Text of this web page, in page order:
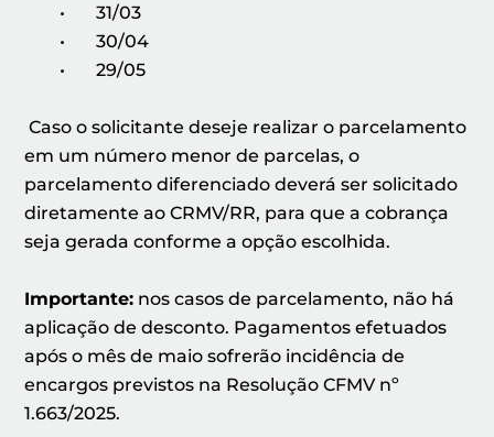
• 31/03
• 30/04
• 29/05
Caso o solicitante deseje realizar o parcelamento
em um número menor de parcelas, o
parcelamento diferenciado deverá ser solicitado
diretamente ao CRMV/RR, para que a cobrança
seja gerada conforme a opção escolhida.
Importante: nos casos de parcelamento, não há
aplicação de desconto. Pagamentos efetuados
após o mês de maio sofrerão incidência de
encargos previstos na Resolução CFMV nº
1.663/2025.